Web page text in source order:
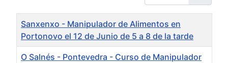
Título
Sanxenxo - Manipulador de Alimentos en
Portonovo el 12 de Junio de 5 a 8 de la tarde
O Salnés - Pontevedra - Curso de Manipulador